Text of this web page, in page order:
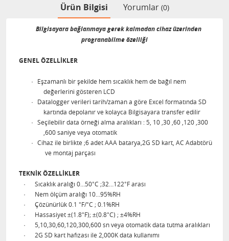
Ürün Bilgisi Yorumlar (0)
Bilgisayara bağlanmaya gerek kalmadan cihaz üzerinden
progranabilme özelliği
GENEL ÖZELLİKLER
·
Eşzamanlı bir şekilde hem sıcaklık hem de bağıl nem
değerlerini gösteren LCD
·
Datalogger verileri tarih/zaman a göre Excel formatında SD
kartında depolanır ve kolayca Bilgisayara transfer edilir
· Seçilebilir data örneği alma aralıkları : 5, 10 ,30 ,60 ,120 ,300
,600 saniye veya otomatik
· Cihaz ile birlikte ;6 adet AAA batarya,2G SD kart, AC Adabtörü
ve montaj parçası
TEKNİK ÖZELLİKLER
·
Sıcaklık aralığı 0…50°C ;32…122°F arası
·
Nem ölçüm aralığı 10…95%RH
·
Çözünürlük 0.1 °F/°C ; 0.1%RH
·
Hassasiyet ±(1.8°F); ±(0.8°C) ; ±4%RH
·
5,10,30,60,120,300,600 sn veya otomatik data tutma aralıkları
·
2G SD kart hafızası ile 2,000K data kullanımı